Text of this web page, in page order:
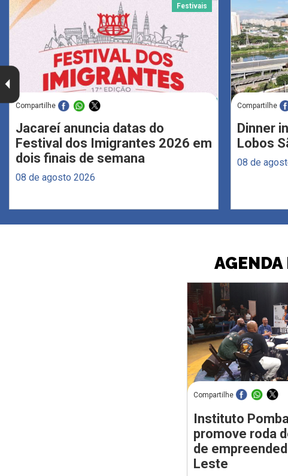
Festivais
Compartilhe
Jacareí anuncia datas do
Festival dos Imigrantes 2026 em
dois finais de semana
08 de agosto 2026
Compartilhe
Dinner
Lobos
08 de
AGENDA
Compartilhe
Instituto
promove roda
de
Leste